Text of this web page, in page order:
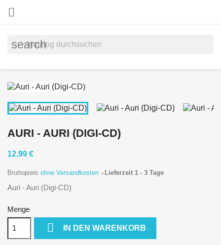

search
AURI - AURI (DIGI-CD)
12,99 €
Bruttopreis ohne Versandkosten Lieferzeit 1 - 3 Tage
Auri - Auri (Digi-CD)
Menge
 IN DEN WARENKORB